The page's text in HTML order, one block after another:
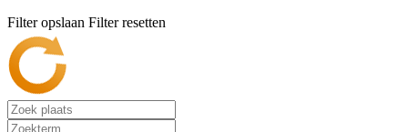
Filter opslaan Filter resetten